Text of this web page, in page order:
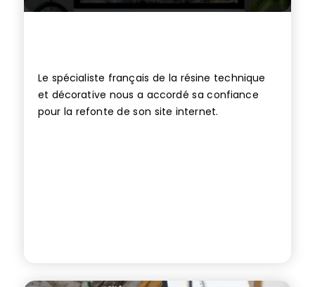
Le spécialiste français de la résine technique
et décorative nous a accordé sa confiance
pour la refonte de son site internet.